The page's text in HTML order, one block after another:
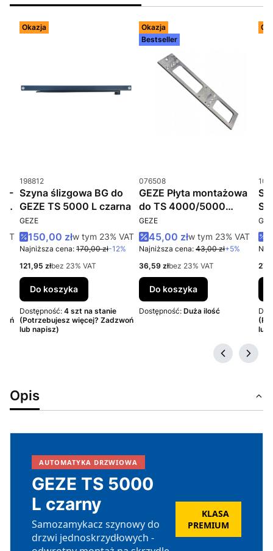
T-
Okazja
Kod produktu
198812
Szyna ślizgowa BG do
GEZE TS 5000 L czarna
PRODUCENT
GEZE
Cena promocyjna brutto
150,00 złw tym %s VAT
w tym 23% VAT
Najniższa cena: 170,00 zł-12%
Cena netto
121,95 złbez 23% VAT
Do koszyka
Dostępność: 4 szt na stanie
(Potrzebujesz więcej? Zadzwoń
lub napisz)
Okazja
Bestseller
Kod produktu
076508
GEZE Płyta montażowa
do TS 4000/5000
czarna
PRODUCENT
GEZE
Cena promocyjna brutto
45,00 złw tym %s VAT
w tym 23% VAT
Najniższa cena: 43,00 zł+5%
Cena netto
36,59 złbez 23% VAT
Do koszyka
Dostępność: Duża ilość
lub
Opis
AUTOMATYKA DRZWIOWA
GEZE TS 5000
L czarny
Samozamykacz szynowy do
drzwi jednoskrzydłowych -
KLASA
PREMIUM